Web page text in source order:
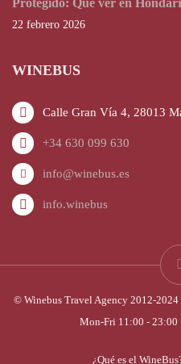
22 febrero 2026
WINEBUS
Calle Gran Vía 4, 28013
+34 630 099 630
info@winebus.es
info.winebus
© Winebus Travel Agency 2012-2024
Mon-Fri 11:00 - 23:00
¿Qué es el